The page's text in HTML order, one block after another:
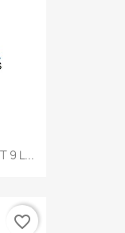
9 L...
favorite_border